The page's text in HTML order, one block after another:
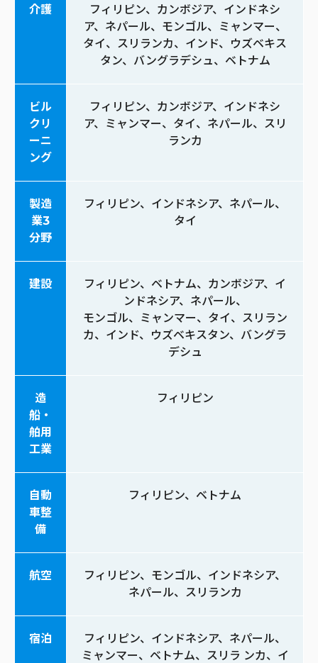
介護
フィリピン、カンボジア、インドネシ
ア、ネパール、モンゴル、ミャンマー、
タイ、スリランカ、インド、ウズベキス
タン、バングラデシュ、ベトナム
ビル
クリ
ーニ
ング
フィリピン、カンボジア、インドネシ
ア、ミャンマー、タイ、ネパール、スリ
ランカ
製造
業3
分野
フィリピン、インドネシア、ネパール、
タイ
建設
フィリピン、ベトナム、カンボジア、イ
ンドネシア、ネパール、
モンゴル、ミャンマー、タイ、スリラン
カ、インド、ウズベキスタン、バングラ
デシュ
造
船・
舶用
工業
フィリピン
自動
車整
備
フィリピン、ベトナム
航空
フィリピン、モンゴル、インドネシア、
ネパール、スリランカ
宿泊
フィリピン、インドネシア、ネパール、
ミャンマー、ベトナム、スリラ ンカ、イ